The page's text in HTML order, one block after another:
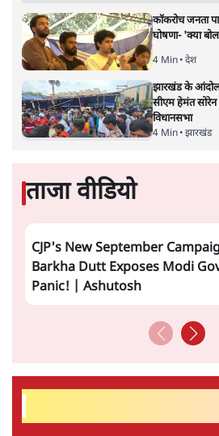
कॉकरोच जनता
घोषणा- 'क्या
4 Min• देश
झारखंड के
सीएम हेमंत सोरेन
विधानसभा
4 Min• झारखंड
ताजा वीडियो
CJP's New September
Barkha Dutt Exposes Modi
Panic! | Ashutosh